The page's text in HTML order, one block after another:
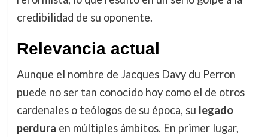
credibilidad de su oponente.
Relevancia actual
Aunque el nombre de Jacques Davy du Perron
puede no ser tan conocido hoy como el de otros
cardenales o teólogos de su época, su legado
perdura en múltiples ámbitos. En primer lugar,